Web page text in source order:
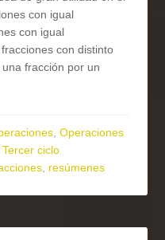
con igual
con igual
con distinto
fracción por un
,Operaciones
Tercer ciclo
, resúmenes